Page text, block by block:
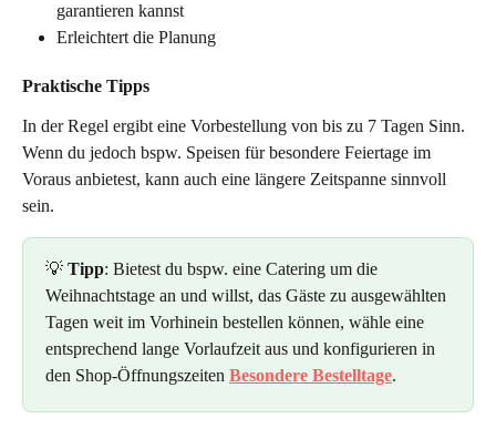
garantieren kannst
Erleichtert die Planung
Praktische Tipps
In der Regel ergibt eine Vorbestellung von bis zu 7 Tagen Sinn.
Wenn du jedoch bspw. Speisen für besondere Feiertage im
Voraus anbietest, kann auch eine längere Zeitspanne sinnvoll
sein.
💡 Tipp: Bietest du bspw. eine Catering um die
Weihnachtstage an und willst, das Gäste zu ausgewählten
Tagen weit im Vorhinein bestellen können, wähle eine
entsprechend lange Vorlaufzeit aus und konfigurieren in
den Shop-Öffnungszeiten Besondere Bestelltage.